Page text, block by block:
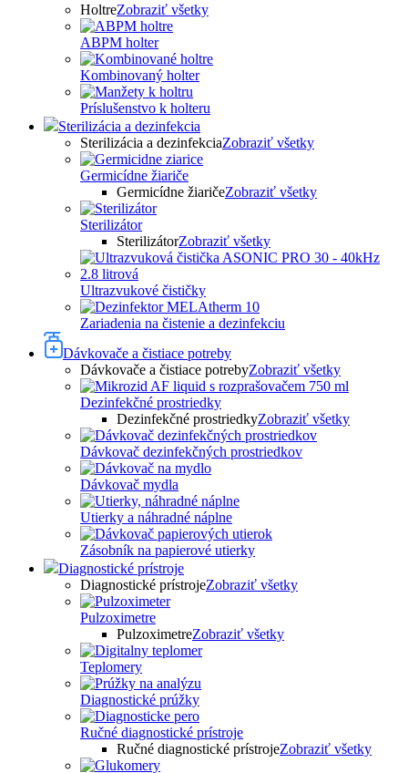
HoltreZobraziť všetky
ABPM holter
Kombinovaný holter
Príslušenstvo k holteru
Sterilizácia a dezinfekcia
Sterilizácia a dezinfekciaZobraziť všetky
Germicídne žiariče
Germicídne žiaričeZobraziť všetky
Sterilizátor
SterilizátorZobraziť všetky
Ultrazvukové čističky
Zariadenia na čistenie a dezinfekciu
Dávkovače a čistiace potreby
Dávkovače a čistiace potrebyZobraziť všetky
Dezinfekčné prostriedky
Dezinfekčné prostriedkyZobraziť všetky
Dávkovač dezinfekčných prostriedkov
Dávkovač mydla
Utierky a náhradné náplne
Zásobník na papierové utierky
Diagnostické prístroje
Diagnostické prístrojeZobraziť všetky
Pulzoximetre
PulzoximetreZobraziť všetky
Teplomery
Diagnostické prúžky
Ručné diagnostické prístroje
Ručné diagnostické prístrojeZobraziť všetky